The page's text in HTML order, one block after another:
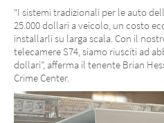
“I sistemi tradizionali per le auto
25.000 dollari a veicolo, un costo
installarli su larga scala. Con il
telecamere S74, siamo riusciti ad
dollari”, afferma il tenente Brian
Crime Center.